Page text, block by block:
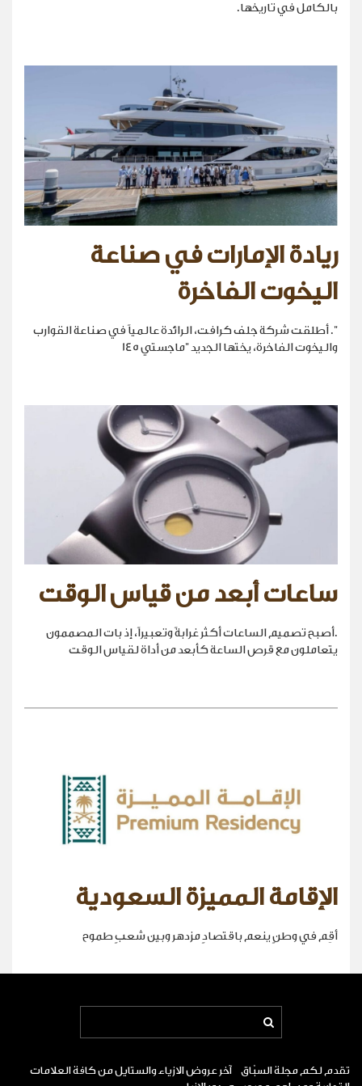
بالكامل في تاريخها.
ريادة الإمارات في صناعة
اليخوت الفاخرة
". أطلقت شركة جلف كرافت، الرائدة عالمياً في صناعة القوارب
واليخوت الفاخرة، يختها الجديد "ماجستي 145
ساعات أبعد من قياس الوقت
.أصبح تصميم الساعات أكثر غرابةً وتعبيراً، إذ بات المصممون
يتعاملون مع قرص الساعة كأبعد من أداة لقياس الوقت
الإقامة المميزة السعودية
أقِم في وطنٍ ينعم باقتصادٍ مزدهر وبين شعبٍ طموح
تقدم لكم مجلة السبّاق آخر عروض الازياء والستايل من كافة العلامات